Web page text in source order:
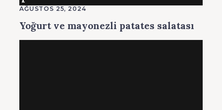
AĞUSTOS 25, 2024
Yoğurt ve mayonezli patates salatası